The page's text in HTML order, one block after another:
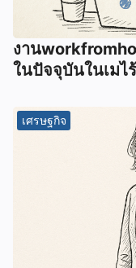
งาน
ในปัจจุบันในเมไ
เศรษฐกิจ